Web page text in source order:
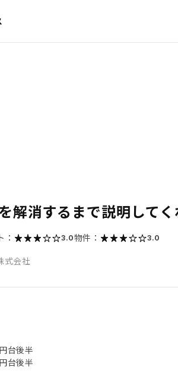
解消するまで説明して
3.0物件： 3.0
式会社
台後半
台後半